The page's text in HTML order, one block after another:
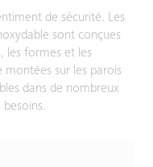
de sécurité. Les
sont conçues
les formes et les
sur les parois
dans de nombreux